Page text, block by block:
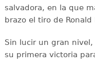
salvadora, en la que
brazo el tiro de Ronald
Sin lucir un gran
su primera victoria